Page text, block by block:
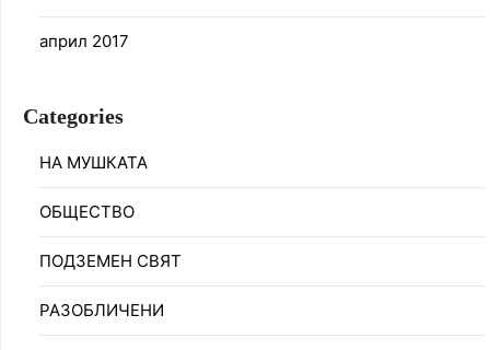
април 2017
Categories
НА МУШКАТА
ОБЩЕСТВО
ПОДЗЕМЕН СВЯТ
РАЗОБЛИЧЕНИ